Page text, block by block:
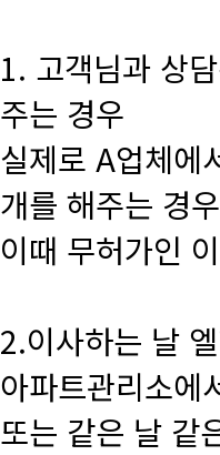
1. 고객님과 상
주는 경우
실제로 A업체에
개를 해주는 경우
이때 무허가인
2.이사하는 날
아파트관리소에
또는 같은 날 같